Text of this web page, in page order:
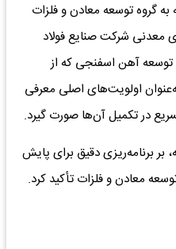
گروه توسعه معادن و فلزات
معدنی شرکت صنایع فولاد
توسعه آهن اسفنجی که از
اولویت‌های اصلی معرفی
در تکمیل آن‌ها صورت گیرد.
بر برنامه‌ریزی دقیق برای پایش
معادن و فلزات تأکید کرد.